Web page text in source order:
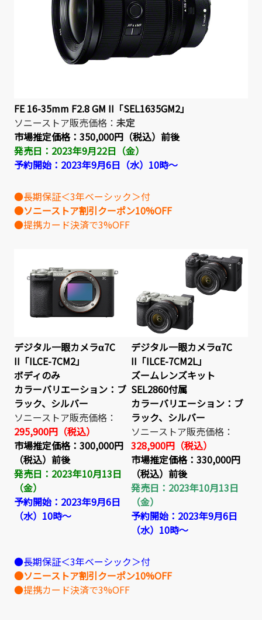
FE 16-35mm F2.8 GM II「SEL1635GM2」
ソニーストア販売価格： 未定
市場推定価格： 350,000円（税込）前後
発売日：2023年9月22日（金）
予約開始：2023年9月6日（水）10時～
●長期保証＜3年ベーシック＞付
●ソニーストア割引クーポン10%OFF
●提携カード決済で3%OFF
デジタル一眼カメラα7C
II「ILCE-7CM2」
ボディのみ
カラーバリエーション：ブ
ラック、シルバー
ソニーストア販売価格：
295,900円（税込）
市場推定価格： 300,000円
（税込）前後
発売日：2023年10月13日
（金）
予約開始：2023年9月6日
（水）10時～
デジタル一眼カメラα7C
II「ILCE-7CM2L」
ズームレンズキット
SEL2860付属
カラーバリエーション：ブ
ラック、シルバー
ソニーストア販売価格：
328,900円（税込）
市場推定価格： 330,000円
（税込）前後
発売日：2023年10月13日
（金）
予約開始：2023年9月6日
（水）10時～
●長期保証＜3年ベーシック＞付
●ソニーストア割引クーポン10%OFF
●提携カード決済で3%OFF